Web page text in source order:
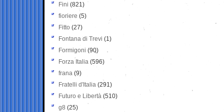
Fini (821)
fioriere (5)
Fitto (27)
Fontana di Trevi (1)
Formigoni (90)
Forza Italia (596)
frana (9)
Fratelli d'Italia (291)
Futuro e Libertà (510)
g8 (25)